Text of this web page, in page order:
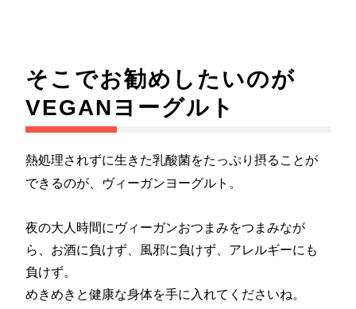
そこでお勧めしたいのが
VEGANヨーグルト
熱処理されずに生きた乳酸菌をたっぷり摂ることが
できるのが、ヴィーガンヨーグルト。
夜の大人時間にヴィーガンおつまみをつまみなが
ら、お酒に負けず、風邪に負けず、アレルギーにも
負けず。
めきめきと健康な身体を手に入れてくださいね。